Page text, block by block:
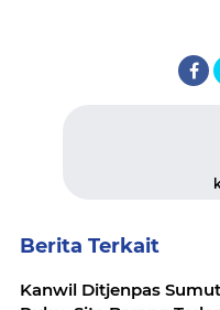
Berita Terkait
Kanwil Ditjenpas